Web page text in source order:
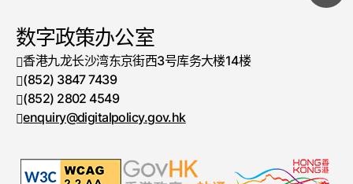
数字政策办公室
香港九龙长沙湾东京街西3号库务大楼14楼
电话号码
(852) 3847 7439
传真号码
(852) 2802 4549
enquiry@digitalpolicy.gov.hk